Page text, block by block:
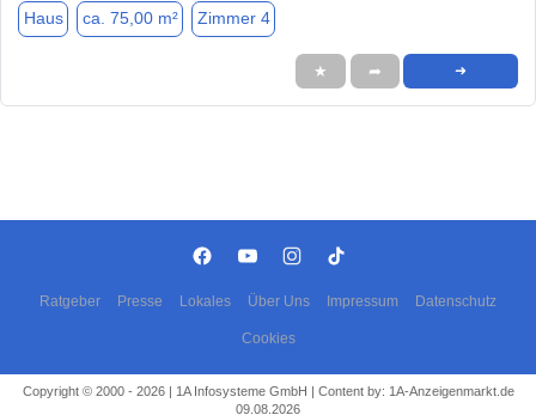
Haus ca. 75,00 m² Zimmer 4
★ ➦ ➜
Ratgeber Presse Lokales Über Uns Impressum Datenschutz
Cookies
Copyright © 2000 - 2026 | 1A Infosysteme GmbH | Content by: 1A-Anzeigenmarkt.de
09.08.2026